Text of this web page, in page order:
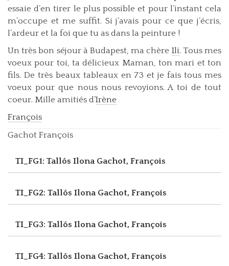
essaie d’en tirer le plus possible et pour l’instant cela
m’occupe et me suffit. Si j’avais pour ce que j’écris,
l’ardeur et la foi que tu as dans la peinture !
Un très bon séjour à Budapest, ma chère Ili. Tous mes
voeux pour toi, ta délicieux Maman, ton mari et ton
fils. De très beaux tableaux en 73 et je fais tous mes
voeux pour que nous nous revoyions. A toi de tout
coeur. Mille amitiés d’Irène
François
Gachot François
TI_FG1: Tallós Ilona Gachot, François
TI_FG2: Tallós Ilona Gachot, François
TI_FG3: Tallós Ilona Gachot, François
TI_FG4: Tallós Ilona Gachot, François